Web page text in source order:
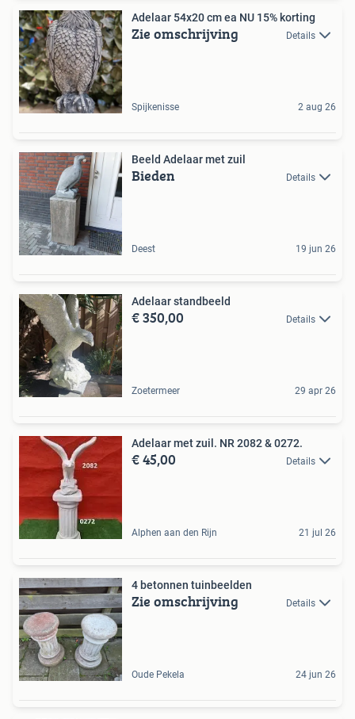
Adelaar 54x20 cm ea NU 15% korting
Zie omschrijving Details
Spijkenisse 2 aug 26
Beeld Adelaar met zuil
Bieden Details
Deest 19 jun 26
Adelaar standbeeld
€ 350,00 Details
Zoetermeer 29 apr 26
Adelaar met zuil. NR 2082 & 0272.
€ 45,00 Details
Alphen aan den Rijn 21 jul 26
4 betonnen tuinbeelden
Zie omschrijving Details
Oude Pekela 24 jun 26